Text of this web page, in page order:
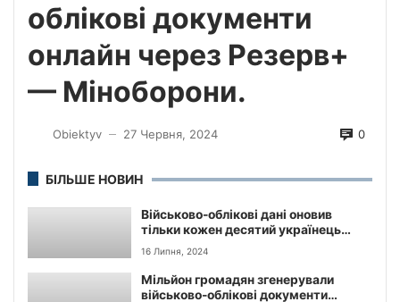
облікові документи
онлайн через Резерв+
— Міноборони.
Obiektyv — 27 Червня, 2024 0
БІЛЬШЕ НОВИН
Військово-облікові дані оновив
тільки кожен десятий українець
мобілізаційного віку, який перебуває
за кордоном.
16 Липня, 2024
Мільйон громадян згенерували
військово-облікові документи